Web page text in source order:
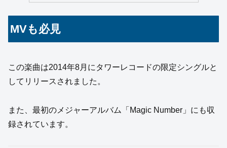
MVも必見
この楽曲は2014年8月にタワーレコードの限定シングルと
してリリースされました。
また、最初のメジャーアルバム「Magic Number」にも収
録されています。